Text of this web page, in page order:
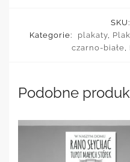
SKU:
Kategorie:
plakaty,
czarno-białe,
Podobne